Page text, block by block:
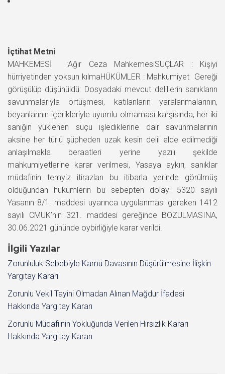
İçtihat Metni
MAHKEMESİ :Ağır Ceza MahkemesiSUÇLAR : Kişiyi
hürriyetinden yoksun kılmaHÜKÜMLER : Mahkumiyet Gereği
görüşülüp düşünüldü: Dosyadaki mevcut delillerin sanıkların
savunmalarıyla örtüşmesi, katılanların yaralanmalarının,
beyanlarının içerikleriyle uyumlu olmaması karşısında, her iki
sanığın yüklenen suçu işlediklerine dair savunmalarının
aksine her türlü şüpheden uzak kesin delil elde edilmediği
anlaşılmakla beraatleri yerine yazılı şekilde
mahkumiyetlerine karar verilmesi, Yasaya aykırı, sanıklar
müdafinin temyiz itirazları bu itibarla yerinde görülmüş
olduğundan hükümlerin bu sebepten dolayı 5320 sayılı
Yasanın 8/1. maddesi uyarınca uygulanması gereken 1412
sayılı CMUK’nın 321. maddesi gereğince BOZULMASINA,
30.06.2021 gününde oybirliğiyle karar verildi.
İlgili Yazılar
Zorunluluk Sebebiyle Kamu Davasının Düşürülmesine İlişkin
Yargıtay Kararı
Zorunlu Vekil Tayini Olmadan Alınan Mağdur İfadesi
Hakkında Yargıtay Kararı
Zorunlu Müdafiinin Yokluğunda Verilen Hırsızlık Kararı
Hakkında Yargıtay Kararı